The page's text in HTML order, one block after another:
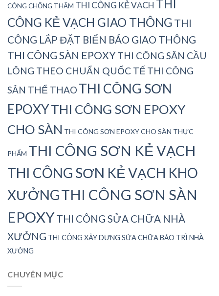
CÔNG CHỐNG THẤM THI CÔNG KẺ VẠCH THI
CÔNG KẺ VẠCH GIAO THÔNG THI
CÔNG LẮP ĐẶT BIỂN BÁO GIAO THÔNG
THI CÔNG SÀN EPOXYTHI CÔNG SÂN CẦU
LÔNG THEO CHUẨN QUỐC TẾ THI CÔNG
SÂN THỂ THAO THI CÔNG SƠN
EPOXYTHI CÔNG SƠN EPOXY
CHO SÀN THI CÔNG SƠN EPOXY CHO SÀN THỰC
PHẨM THI CÔNG SƠN KẺ VẠCH
THI CÔNG SƠN KẺ VẠCH KHO
XƯỞNGTHI CÔNG SƠN SÀN
EPOXYTHI CÔNG SỬA CHỮA NHÀ
XƯỞNG THI CÔNG XÂY DỰNG SỬA CHỮA BẢO TRÌ NHÀ
XƯỞNG
CHUYÊN MỤC